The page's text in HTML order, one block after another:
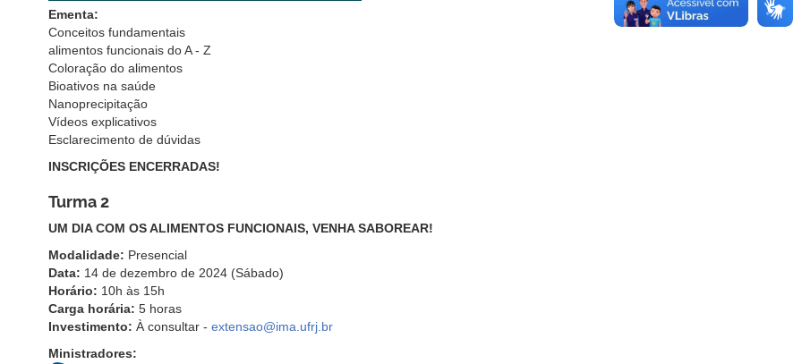
Ementa:
Conceitos fundamentais
alimentos funcionais do A - Z
Coloração do alimentos
Bioativos na saúde
Nanoprecipitação
Vídeos explicativos
Esclarecimento de dúvidas
INSCRIÇÕES ENCERRADAS!
Turma 2
UM DIA COM OS ALIMENTOS FUNCIONAIS, VENHA SABOREAR!
Modalidade: Presencial
Data: 14 de dezembro de 2024 (Sábado)
Horário: 10h às 15h
Carga horária: 5 horas
Investimento: À consultar - extensao@ima.ufrj.br
Ministradores: